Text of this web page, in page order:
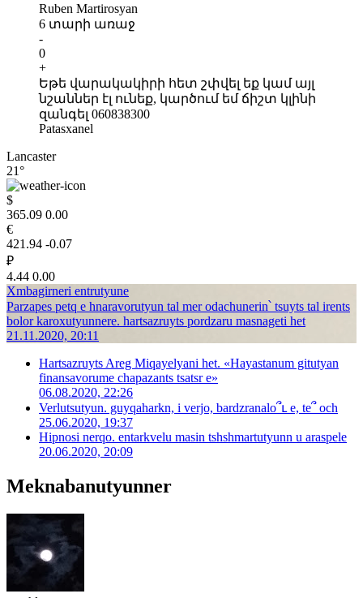
Ruben Martirosyan
6 տարի առաջ
-
0
+
Եթե վարակակիրի հետ շփվել եք կամ այլ
նշաններ էլ ունեք, կարծում եմ ճիշտ կլինի
զանգել 060838300
Patasxanel
Lancaster
21°
$
365.09 0.00
€
421.94 -0.07
₽
4.44 0.00
Xmbagirneri entrutyune
Parzapes petq e hnaravorutyun tal mer odachunerin՝ tsuyts tal irents
bolor karoxutyunnere. hartsazruyts pordzaru masnageti het
21.11.2020, 20:11
Hartsazruyts Areg Miqayelyani het. «Hayastanum gitutyan
finansavorume chapazants tsatsr e»
06.08.2020, 22:26
Verlutsutyun. guyqaharkn, i verjo, bardzranalo՞ւ e, te՞ och
25.06.2020, 19:37
Hipnosi nerqo. entarkvelu masin tshshmartutyunn u araspele
20.06.2020, 20:09
Meknabanutyunner